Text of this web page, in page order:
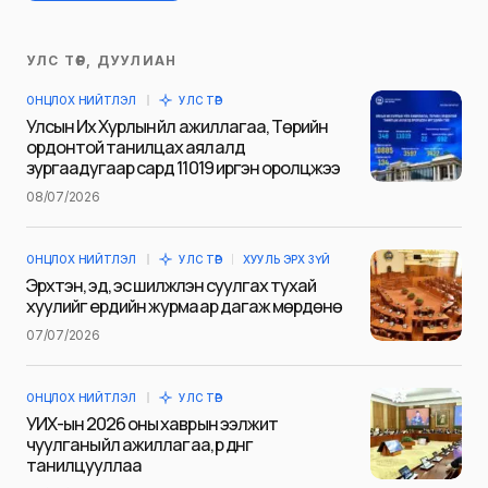
Таны имэйл хаягийг нийтлэхгүй.
тэмдэглэсэн
Сэтгэгдэл*
Name
УЛС ТӨР, ДУУЛИАН
ОНЦЛОХ НИЙТЛЭЛ УЛС ТӨР
Улсын Их Хурлын үйл ажиллагаа, Төрийн
ордонтой танилцах аялалд
зургаадугаар сард 11019 иргэн оролцжээ
08/07/2026
ОНЦЛОХ НИЙТЛЭЛ УЛС ТӨР ХУУЛЬ ЭРХ ЗҮЙ
Эрхтэн, эд, эс шилжүүлэн суулгах тухай
хуулийг ердийн журмаар дагаж мөрдөнө
07/07/2026
ОНЦЛОХ НИЙТЛЭЛ УЛС ТӨР
УИХ-ын 2026 оны хаврын ээлжит
чуулганы үйл ажиллагаа, үр дүнг
танилцууллаа